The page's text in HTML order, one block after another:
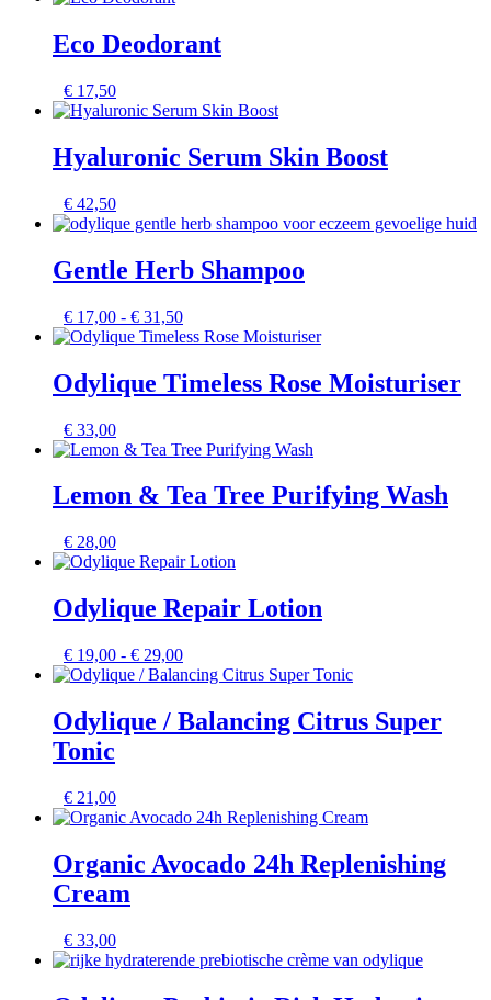
Eco Deodorant
€ 17,50
Hyaluronic Serum Skin Boost
€ 42,50
Gentle Herb Shampoo
€ 17,00 - € 31,50Prijsklasse:
€ 17,00
€ 31,50
Odylique Timeless Rose Moisturiser
€ 33,00
Lemon & Tea Tree Purifying Wash
€ 28,00
Odylique Repair Lotion
€ 19,00 - € 29,00Prijsklasse:
€ 19,00
€ 29,00
Odylique / Balancing Citrus Super
Tonic
€ 21,00
Organic Avocado 24h Replenishing
Cream
€ 33,00